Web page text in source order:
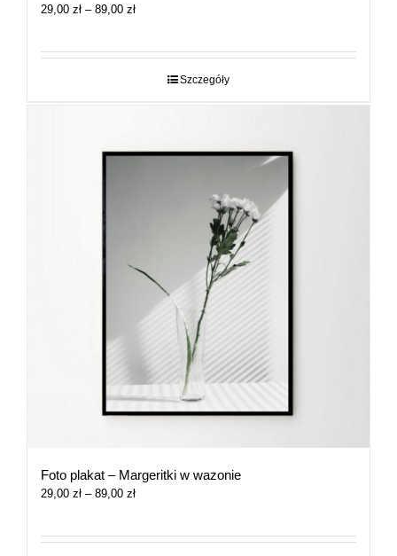
29,00 zł – 89,00 złZakres
29,00 zł
Szczegóły
Foto plakat – Margeritki w wazonie
29,00 zł – 89,00 złZakres
29,00 zł